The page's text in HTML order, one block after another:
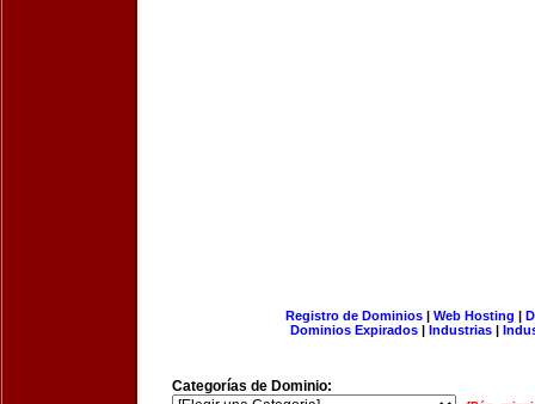
Registro de Dominios| Web Hosting |
Dominios Expirados | Industrias |
Categorías de Dominio: